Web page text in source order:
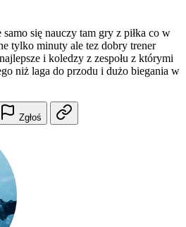
się nauczy tam gry z piłka co w
tylko minuty ale tez dobry trener
i koledzy z zespołu z którymi
niż laga do przodu i dużo biegania w
Zgłoś